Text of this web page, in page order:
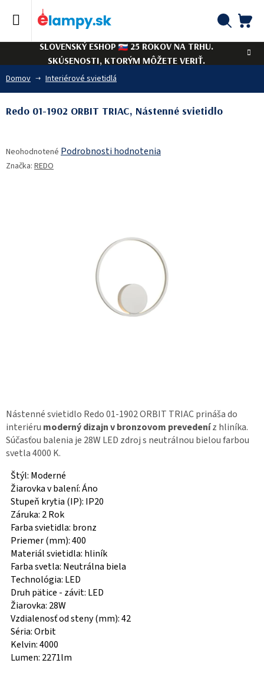
SLOVENSKÝ ESHOP
25 ROKOV NA TRHU.
SKÚSENOSTI, KTORÝM MÔŽETE VERIŤ.
Domov Interiérové svietidlá
Nástenné svietidlo Redo 01-1902 ORBIT TRIAC prináša do
interiéru moderný dizajn v bronzovom prevedeníz hliníka.
Súčasťou balenia je 28W LED zdroj s neutrálnou bielou farbou
svetla 4000 K.
Štýl: Moderné
Žiarovka v balení: Áno
Stupeň krytia (IP): IP20
Záruka: 2 Rok
Farba svietidla: bronz
Priemer (mm): 400
Materiál svietidla: hliník
Farba svetla: Neutrálna biela
Technológia: LED
Druh pätice - závit: LED
Žiarovka: 28W
Vzdialenosť od steny (mm): 42
Séria: Orbit
Kelvin: 4000
Lumen: 2271lm
Redo 01-1902 ORBIT TRIAC, Nástenné svietidlo
hodnotenie
produktu
Neohodnotené Podrobnosti hodnotenia
Značka: REDO